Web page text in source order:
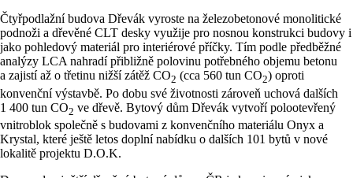
Čtyřpodlažní budova Dřevák vyroste na železobetonové monolitické
podnoži a dřevěné CLT desky využije pro nosnou konstrukci budovy i
jako pohledový materiál pro interiérové příčky. Tím podle předběžné
analýzy LCA nahradí přibližně polovinu potřebného objemu betonu
a zajistí až o třetinu nižší zátěž CO2 (cca 560 tun CO2) oproti
konvenční výstavbě. Po dobu své životnosti zároveň uchová dalších
1 400 tun CO2 ve dřevě. Bytový dům Dřevák vytvoří polootevřený
vnitroblok společně s budovami z konvenčního materiálu Onyx a
Krystal, které ještě letos doplní nabídku o dalších 101 bytů v nové
lokalitě projektu D.O.K.